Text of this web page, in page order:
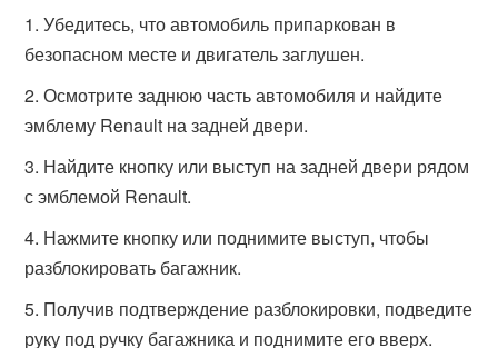
Убедитесь, что автомобиль припаркован в
безопасном месте и двигатель заглушен.
Осмотрите заднюю часть автомобиля и найдите
эмблему Renault на задней двери.
Найдите кнопку или выступ на задней двери рядом
с эмблемой Renault.
Нажмите кнопку или поднимите выступ, чтобы
разблокировать багажник.
Получив подтверждение разблокировки, подведите
руку под ручку багажника и поднимите его вверх.